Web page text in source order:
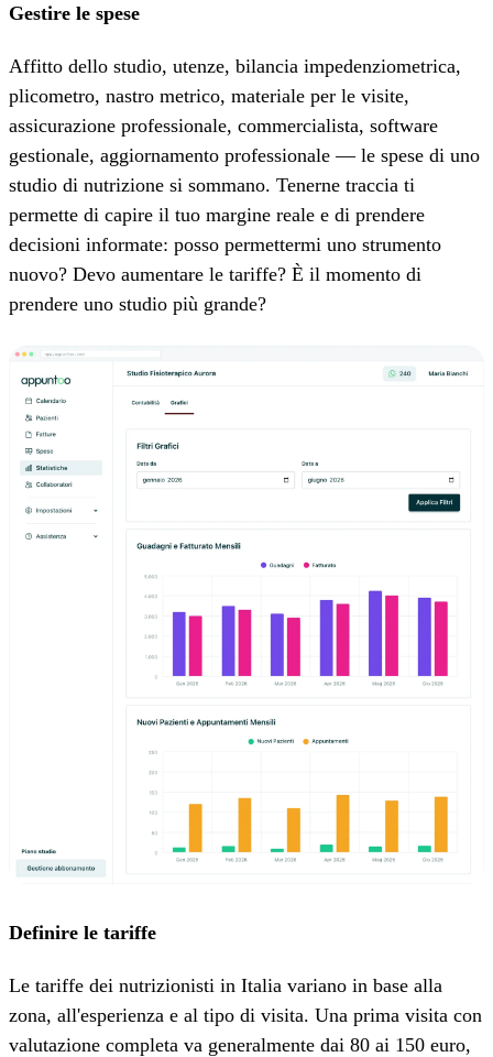
Gestire le spese
Affitto dello studio, utenze, bilancia impedenziometrica,
plicometro, nastro metrico, materiale per le visite,
assicurazione professionale, commercialista, software
gestionale, aggiornamento professionale — le spese di uno
studio di nutrizione si sommano. Tenerne traccia ti
permette di capire il tuo margine reale e di prendere
decisioni informate: posso permettermi uno strumento
nuovo? Devo aumentare le tariffe? È il momento di
prendere uno studio più grande?
Definire le tariffe
Le tariffe dei nutrizionisti in Italia variano in base alla
zona, all'esperienza e al tipo di visita. Una prima visita con
valutazione completa va generalmente dai 80 ai 150 euro,